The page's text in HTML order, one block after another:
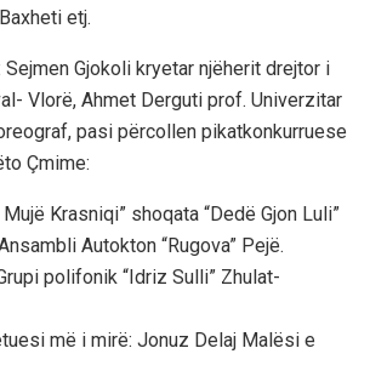
etj.
Gjokoli kryetar njëherit drejtor i
Vlorë, Ahmet Derguti prof. Univerzitar
pasi përcollen pikatkonkurruese
Çmime:
Krasniqi” shoqata “Dedë Gjon Luli”
Autokton “Rugova” Pejë.
polifonik “Idriz Sulli” Zhulat-
më i mirë: Jonuz Delaj Malësi e